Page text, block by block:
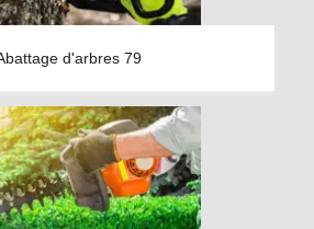
d'arbres 79